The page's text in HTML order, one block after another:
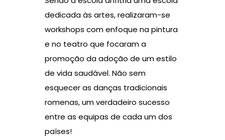
dedicada às artes, realizaram-se
workshops com enfoque na pintura
e no teatro que focaram a
promoção da adoção de um estilo
de vida saudável. Não sem
esquecer as danças tradicionais
romenas, um verdadeiro sucesso
entre as equipas de cada um dos
países!